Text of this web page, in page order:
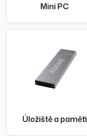
Mini PC
Úložiště a paměti